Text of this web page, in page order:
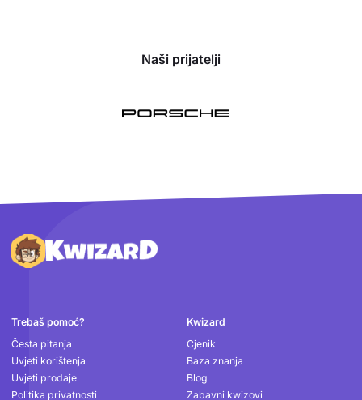
Naši prijatelji
Podnožje
Trebaš pomoć?
Česta pitanja
Uvjeti korištenja
Uvjeti prodaje
Politika privatnosti
Kwizard
Cjenik
Baza znanja
Blog
Zabavni kwizovi